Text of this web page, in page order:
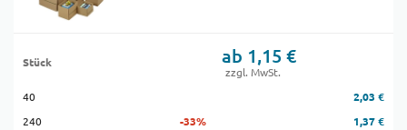
Stück ab 1,15 €
zzgl. MwSt.
40
2,03 €
240
-33%
1,37 €